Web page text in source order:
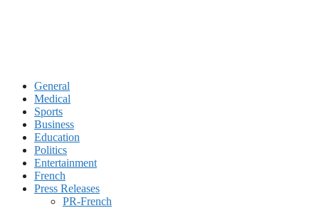
General
Medical
Sports
Business
Education
Politics
Entertainment
French
Press Releases
PR-French